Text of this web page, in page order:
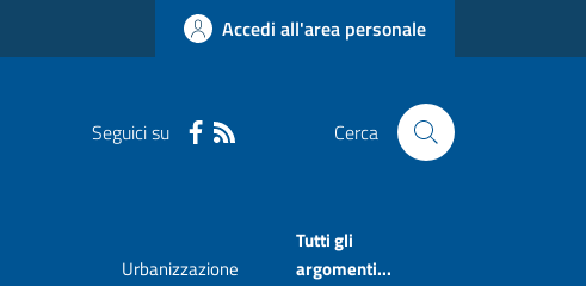
Accedi all'area personale
Seguici su Cerca
Urbanizzazione
Tutti gli
argomenti...